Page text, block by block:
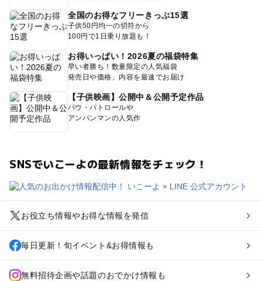
全国のお得なフリーきっぷ15選
子供50円均一の切符から
100円で1日乗り放題も！
お得いっぱい！2026夏の福袋特集
早い者勝ち！数量限定の人気福袋
発売日や価格、内容を最速でお届け
【子供映画】公開中＆公開予定作品
パウ・パトロールや
アンパンマンの人気作
SNSでいこーよの最新情報をチェック！
お役立ち情報やお得な情報を発信
毎日更新！旬イベント&お得情報も
無料招待企画や話題のおでかけ情報も